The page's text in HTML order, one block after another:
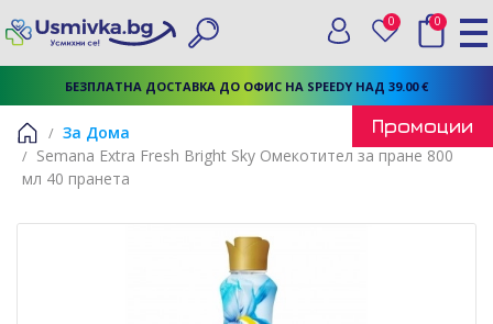
БЕЗПЛАТНА ДОСТАВКА ДО ОФИС НА SPEEDY НАД 39.00 €
Търси
Вход
0 Любими
0
Начало
За Дома
Semana Extra Fresh Bright Sky Омекотител за пране 800
мл 40 пранета
Промоции